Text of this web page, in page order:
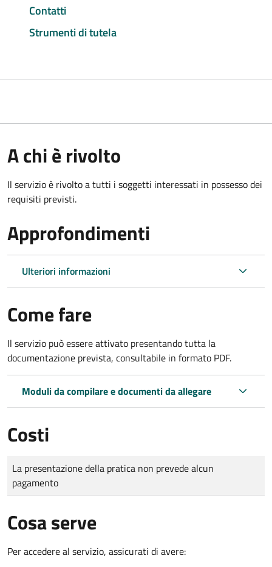
Contatti
Strumenti di tutela
A chi è rivolto
Il servizio è rivolto a tutti i soggetti interessati in possesso dei
requisiti previsti.
Approfondimenti
Ulteriori informazioni
Come fare
Il servizio può essere attivato presentando tutta la
documentazione prevista, consultabile in formato PDF.
Moduli da compilare e documenti da allegare
Costi
Tipo di pagamento
Importo
La presentazione della pratica non prevede alcun
pagamento
Cosa serve
Per accedere al servizio, assicurati di avere: